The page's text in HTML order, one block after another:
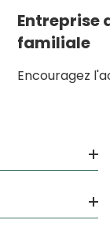
Entreprise
familiale
Encouragez